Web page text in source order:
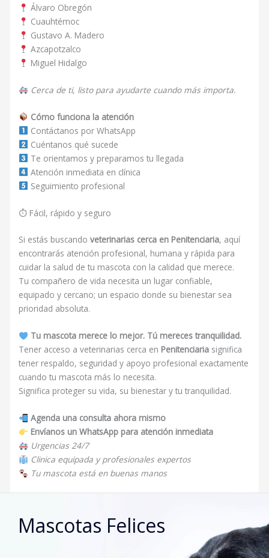
Álvaro Obregón
Cuauhtémoc
Gustavo A. Madero
Azcapotzalco
Miguel Hidalgo
Cerca de ti, listo para ayudarte cuando más importa.
Cómo funciona la atención
Contáctanos por WhatsApp
Cuéntanos qué sucede
Te orientamos y preparamos tu llegada
Atención inmediata en clínica
Seguimiento profesional
⏱ Fácil, rápido y seguro
Si estás buscandoveterinarias cerca en Penitenciaria, aquí
encontrarás atención profesional, humana y rápida para
cuidar la salud de tu mascota con la calidad que merece.
Tu compañero de vida necesita un lugar confiable,
equipado y cercano; un espacio donde su bienestar sea
prioridad absoluta.
Tu mascota merece lo mejor. Tú mereces tranquilidad.
Tener acceso a veterinarias cerca en Penitenciaria significa
tener respaldo, seguridad y apoyo profesional exactamente
cuando tu mascota más lo necesita.
Significa proteger su vida, su bienestar y tu tranquilidad.
Agenda una consulta ahora mismo
Envíanos un WhatsApp para atención inmediata
Urgencias 24/7
Clinica equipada y profesionales expertos
Tu mascota está en buenas manos
Mascotas Felices